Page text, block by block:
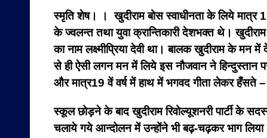
स्मृति शेष। । खुदीराम बोस स्वाधीनता के लिये
के ज्वलन्त तथा युवा क्रान्तिकारी देशभक्त थे।
का नाम लक्ष्मीप्रिया देवी था। बालक खुदीराम के
से ही ऐसी लगन मन में लिये इस नौजवान ने हिन्दुस्तान
और मात्र19 वें वर्ष में हाथ में भगवद गीता लेकर हँसते
स्कूल छोड़ने के बाद खुदीराम रिवोल्यूशनरी पार्टी के
चलाये गये आन्दोलन में उन्होंने भी बढ़-चढ़कर भाग